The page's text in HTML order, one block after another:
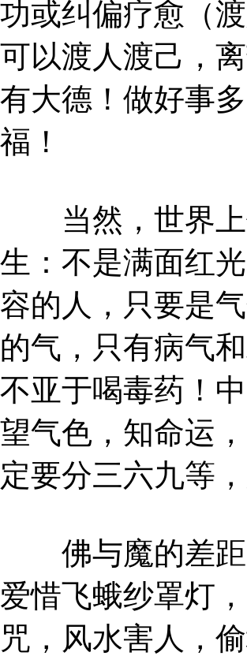
功或纠偏疗愈（
可以渡人渡己，
有大德！做好事
福！
当然，世界上
生：不是满面红
容的人，只要是
的气，只有病气
不亚于喝毒药！
望气色，知命运
定要分三六九等
佛与魔的差距
爱惜飞蛾纱罩灯
咒，风水害人，